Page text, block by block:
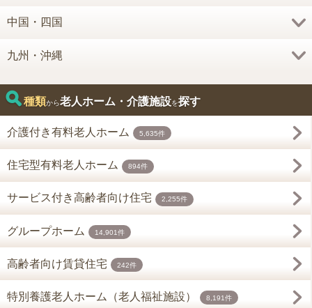
中国・四国
九州・沖縄
種類から老人ホーム・介護施設を探す
介護付き有料老人ホーム 5,635件
住宅型有料老人ホーム 894件
サービス付き高齢者向け住宅 2,255件
グループホーム 14,901件
高齢者向け賃貸住宅 242件
特別養護老人ホーム（老人福祉施設） 8,191件